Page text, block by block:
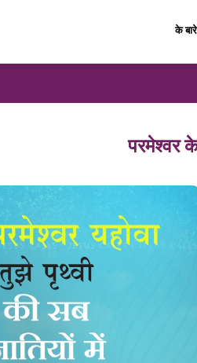
के
परमेश्वर